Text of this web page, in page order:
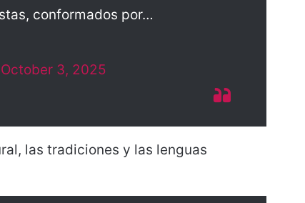
conformados por…
October 3, 2025
las tradiciones y las lenguas